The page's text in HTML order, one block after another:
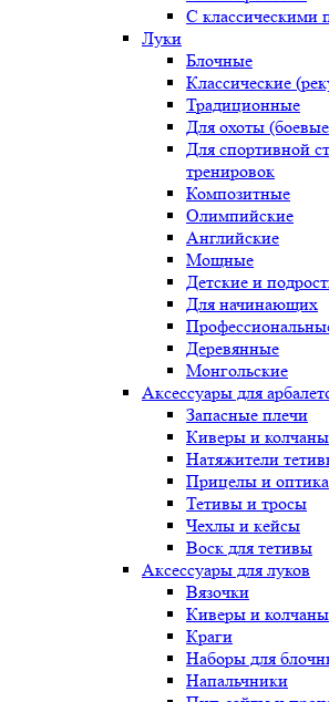
С классическими
Луки
Блочные
Классические
Традиционные
Для охоты
Для спортивной
тренировок
Композитные
Олимпийские
Английские
Мощные
Детские и
Для начинающих
Деревянные
Монгольские
Аксессуары для
Запасные плечи
Киверы и колчаны
Натяжители
Прицелы и оптика
Тетивы и тросы
Чехлы и кейсы
Воск для тетивы
Аксессуары для луков
Вязочки
Киверы и колчаны
Краги
Наборы для
Напальчники